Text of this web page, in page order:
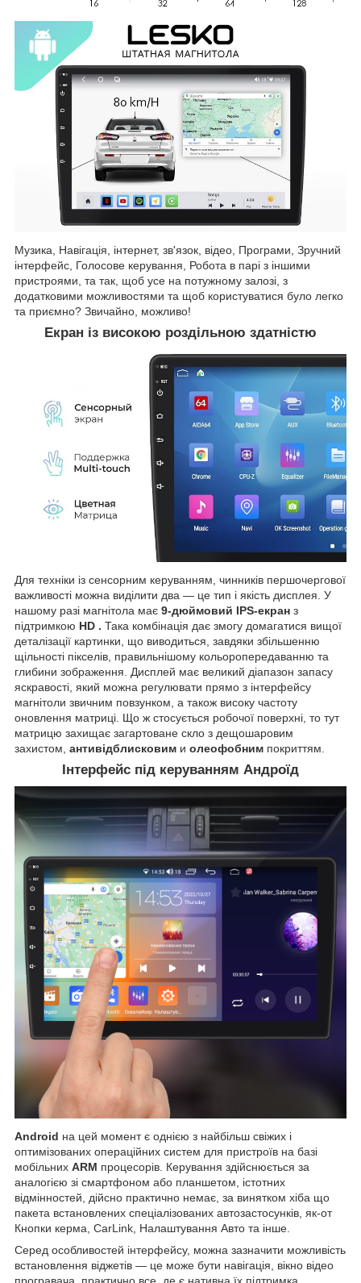
Музика, Навігація, інтернет, зв'язок, відео, Програми, Зручний
інтерфейс, Голосове керування, Робота в парі з іншими
пристроями, та так, щоб усе на потужному залозі, з
додатковими можливостями та щоб користуватися було легко
та приємно? Звичайно, можливо!
Екран із високою роздільною здатністю
Для техніки із сенсорним керуванням, чинників першочергової
важливості можна виділити два — це тип і якість дисплея. У
нашому разі магнітола має 9-дюймовий IPS-екран з
підтримкою HD . Така комбінація дає змогу домагатися вищої
деталізації картинки, що виводиться, завдяки збільшенню
щільності пікселів, правильнішому кольоропередаванню та
глибини зображення. Дисплей має великий діапазон запасу
яскравості, який можна регулювати прямо з інтерфейсу
магнітоли звичним повзунком, а також високу частоту
оновлення матриці. Що ж стосується робочої поверхні, то тут
матрицю захищає загартоване скло з дещошаровим
захистом, антивідблисковим и олеофобним покриттям.
Інтерфейс під керуванням Андроїд
Android на цей момент є однією з найбільш свіжих і
оптимізованих операційних систем для пристроїв на базі
мобільних ARM процесорів. Керування здійснюється за
аналогією зі смартфоном або планшетом, істотних
відмінностей, дійсно практично немає, за винятком хіба що
пакета встановлених спеціалізованих автозастосунків, як-от
Кнопки керма, CarLink, Налаштування Авто та інше.
Серед особливостей інтерфейсу, можна зазначити можливість
встановлення віджетів — це може бути навігація, вікно відео